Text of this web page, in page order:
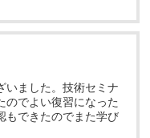
いました。技術セミナ
のでよい復習になった
もできたのでまた学び